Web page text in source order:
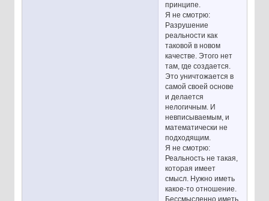
принципе.
Я не смотрю:
Разрушение
реальности как
таковой в новом
качестве. Этого нет
там, где создается.
Это уничтожается в
самой своей основе
и делается
нелогичным. И
невписываемым, и
математически не
подходящим.
Я не смотрю:
Реальность не такая,
которая имеет
смысл. Нужно иметь
какое-то отношение.